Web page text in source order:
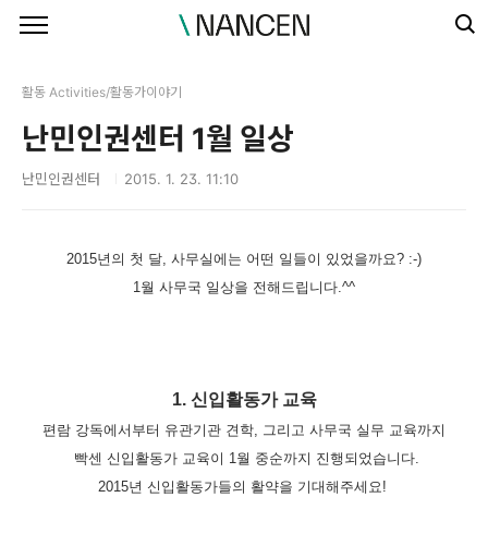
활동 Activities/활동가이야기
난민인권센터 1월 일상
난민인권센터 2015. 1. 23. 11:10
2015년의 첫 달, 사무실에는 어떤 일들이 있었을까요? :-)
1월 사무국 일상을 전해드립니다.^^
1. 신입활동가 교육
편람 강독에서부터 유관기관 견학, 그리고 사무국 실무 교육까지
빡센 신입활동가 교육이 1월 중순까지 진행되었습니다.
2015년 신입활동가들의 활약을 기대해주세요!